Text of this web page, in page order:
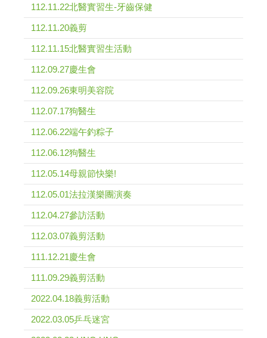
112.11.22北醫實習生-牙齒保健
112.11.20義剪
112.11.15北醫實習生活動
112.09.27慶生會
112.09.26東明美容院
112.07.17狗醫生
112.06.22端午釣粽子
112.06.12狗醫生
112.05.14母親節快樂!
112.05.01法拉漢樂團演奏
112.04.27參訪活動
112.03.07義剪活動
111.12.21慶生會
111.09.29義剪活動
2022.04.18義剪活動
2022.03.05乒乓迷宮